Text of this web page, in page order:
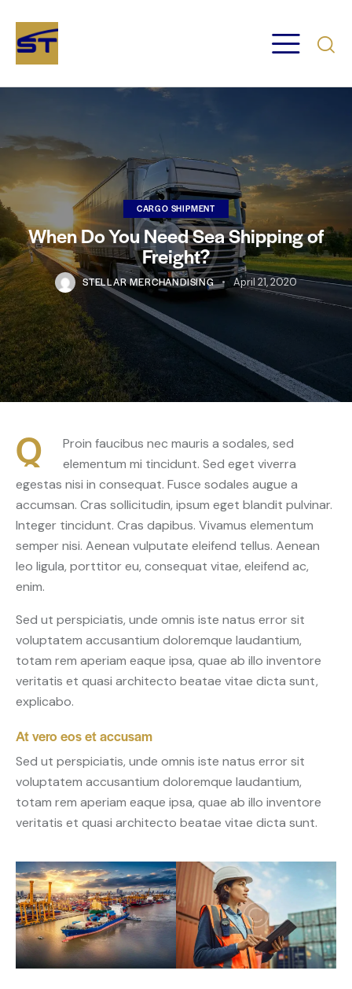
CARGO SHIPMENT
When Do You Need Sea Shipping of
Freight?
STELLAR MERCHANDISING April 21, 2020
Q
Proin faucibus nec mauris a sodales, sed
elementum mi tincidunt. Sed eget viverra
egestas nisi in consequat. Fusce sodales augue a
accumsan. Cras sollicitudin, ipsum eget blandit pulvinar.
Integer tincidunt. Cras dapibus. Vivamus elementum
semper nisi. Aenean vulputate eleifend tellus. Aenean
leo ligula, porttitor eu, consequat vitae, eleifend ac,
enim.
Sed ut perspiciatis, unde omnis iste natus error sit
voluptatem accusantium doloremque laudantium,
totam rem aperiam eaque ipsa, quae ab illo inventore
veritatis et quasi architecto beatae vitae dicta sunt,
explicabo.
At vero eos et accusam
Sed ut perspiciatis, unde omnis iste natus error sit
voluptatem accusantium doloremque laudantium,
totam rem aperiam eaque ipsa, quae ab illo inventore
veritatis et quasi architecto beatae vitae dicta sunt.